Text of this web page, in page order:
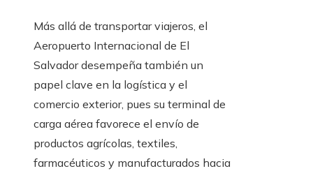
Más allá de transportar viajeros, el
Aeropuerto Internacional de El
Salvador desempeña también un
papel clave en la logística y el
comercio exterior, pues su terminal de
carga aérea favorece el envío de
productos agrícolas, textiles,
farmacéuticos y manufacturados hacia